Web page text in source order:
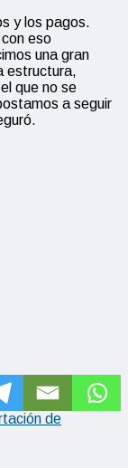
y los pagos.
eso
una gran
estructura,
que no se
a seguir
de